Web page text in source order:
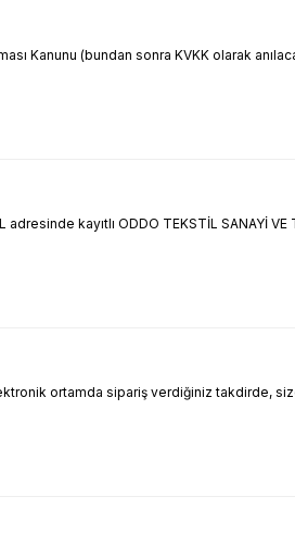
Kanunu (bundan sonra KVKK olarak
kayıtlı ODDO TEKSTİL SANAYİ VE
ortamda sipariş verdiğiniz takdirde,